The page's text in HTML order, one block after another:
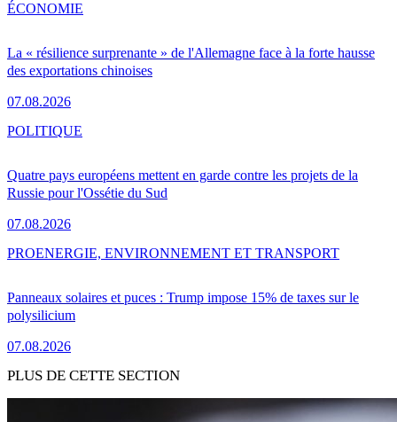
La « résilience surprenante » de l'Allemagne face à la forte hausse
des exportations chinoises
07.08.2026
ÉCONOMIE
Quatre pays européens mettent en garde contre les projets de la
Russie pour l'Ossétie du Sud
07.08.2026
POLITIQUE
Panneaux solaires et puces : Trump impose 15% de taxes sur le
polysilicium
07.08.2026
PROENERGIE, ENVIRONNEMENT ET TRANSPORT
PLUS DE CETTE SECTION